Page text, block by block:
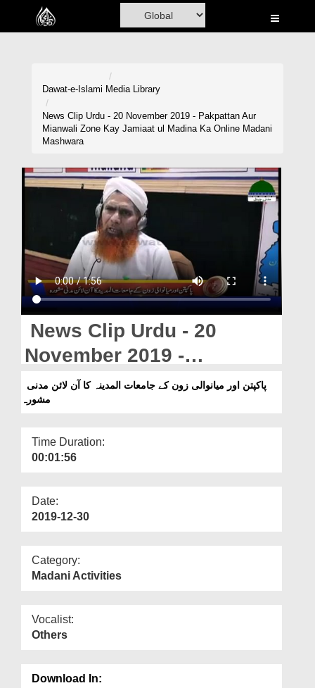
Home
Madani Channel
Volunteer Portal
Blog
Magazine
Our Websites
Dawat-e-Islami Media Library
News Clip Urdu - 20 November 2019 - Pakpattan Aur
Mianwali Zone Kay Jamiaat ul Madina Ka Online Madani
Mashwara
News Clip Urdu - 20
November 2019 -
Pakpattan Aur Mianwali
Zone Kay Jamiaat ul
Mashwara
مشورہ
Time Duration:
00:01:56
Date:
2019-12-30
Category:
Madani Activities
Vocalist:
Others
Download In: